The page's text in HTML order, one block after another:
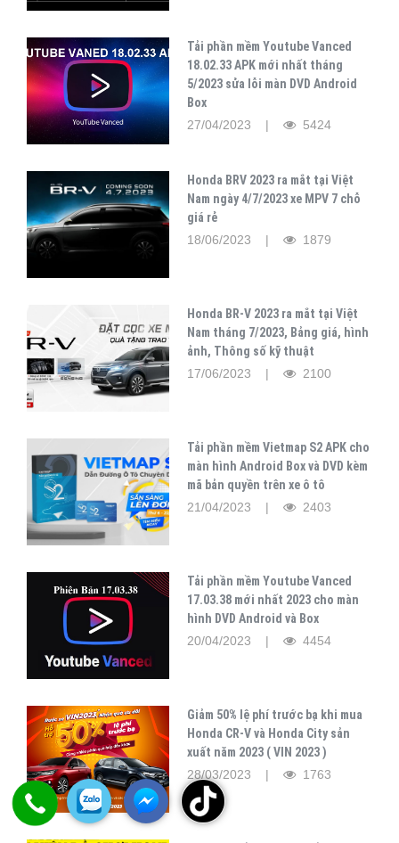
Tải phần mềm Youtube Vanced
18.02.33 APK mới nhất tháng
5/2023 sửa lỗi màn DVD Android
Box
27/04/2023 |
5424
Honda BRV 2023 ra mắt tại Việt
Nam ngày 4/7/2023 xe MPV 7 chỗ
giá rẻ
18/06/2023 |
1879
Honda BR-V 2023 ra mắt tại Việt
Nam tháng 7/2023, Bảng giá, hình
ảnh, Thông số kỹ thuật
17/06/2023 |
2100
Tải phần mềm Vietmap S2 APK cho
màn hình Android Box và DVD kèm
mã bản quyền trên xe ô tô
21/04/2023 |
2403
Tải phần mềm Youtube Vanced
17.03.38 mới nhất 2023 cho màn
hình DVD Android và Box
20/04/2023 |
4454
Giảm 50% lệ phí trước bạ khi mua
Honda CR-V và Honda City sản
xuất năm 2023 ( VIN 2023 )
28/03/2023 |
1763